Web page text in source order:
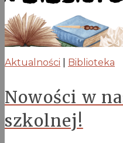
Aktualności Biblioteka
Nowości w
szkolnej!